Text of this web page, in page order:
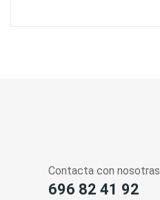
Contacta con nosotras
696 82 41 92